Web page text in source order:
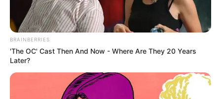
BRAINBERRIES
'The OC' Cast Then And Now - Where Are They 20 Years
Later?